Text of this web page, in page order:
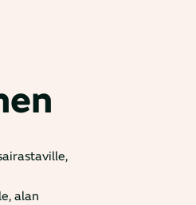
alan